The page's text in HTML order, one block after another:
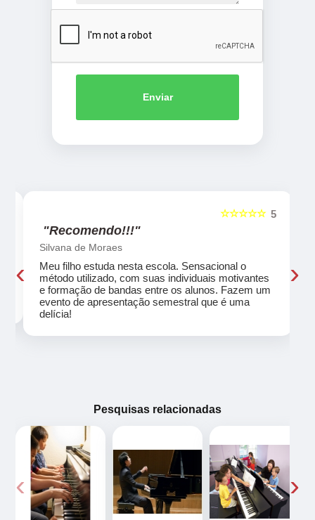
Enviar
5
☆☆☆☆☆
"Recomendo!!!"
Silvana de Moraes
Meu filho estuda nesta escola. Sensacional o
método utilizado, com suas individuais motivantes
e formação de bandas entre os alunos. Fazem um
evento de apresentação semestral que é uma
delícia!
‹ ›
Pesquisas relacionadas
‹ ›